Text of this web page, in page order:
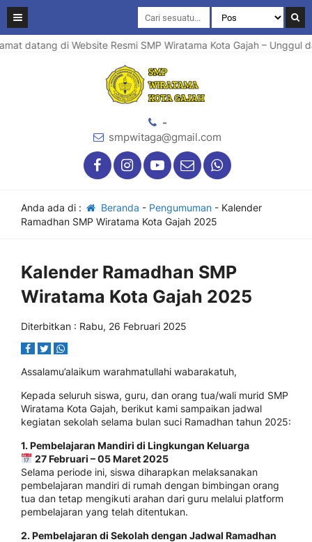
datang di Website Resmi SMP Wiratama Kota Gajah – Unggul
-
smpwitaga@gmail.com
Anda ada di : Beranda - Pengumuman- Kalender
Ramadhan SMP Wiratama Kota Gajah 2025
Kalender Ramadhan SMP
Wiratama Kota Gajah 2025
Diterbitkan : Rabu, 26 Februari 2025
Assalamu’alaikum warahmatullahi wabarakatuh,
Kepada seluruh siswa, guru, dan orang tua/wali murid SMP
Wiratama Kota Gajah, berikut kami sampaikan jadwal
kegiatan sekolah selama bulan suci Ramadhan tahun 2025:
1. Pembelajaran Mandiri di Lingkungan Keluarga
27 Februari – 05 Maret 2025
Selama periode ini, siswa diharapkan melaksanakan
pembelajaran mandiri di rumah dengan bimbingan orang
tua dan tetap mengikuti arahan dari guru melalui platform
pembelajaran yang telah ditentukan.
2. Pembelajaran di Sekolah dengan Jadwal Ramadhan